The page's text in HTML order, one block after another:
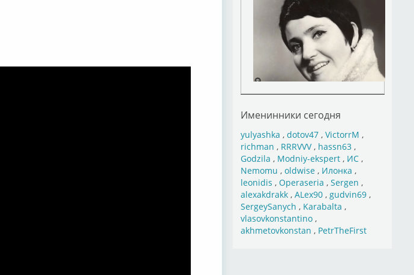
Именинники сегодня
yulyashka , dotov47, VictorrM ,
richman , RRRVVV, hassn63,
Godzila , Modniy-ekspert, ИС,
Nemomu , oldwise, Илонка ,
leonidis , Operaseria , Sergen ,
alexakdrakk, ALex90, gudvin69,
SergeySanych , Karabalta ,
vlasovkonstantino,
akhmetovkonstan , PetrTheFirst